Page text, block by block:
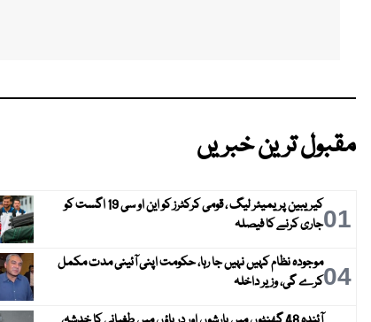
مقبول ترین خبریں
01
کیریبین پریمیئر لیگ ، قومی کرکٹرز کو این او سی 19 اگست کو
جاری کرنے کا فیصلہ
04موجودہ نظام کہیں نہیں جا رہا، حکومت اپنی آئینی مدت مکمل
کرے گی، وزیر داخلہ